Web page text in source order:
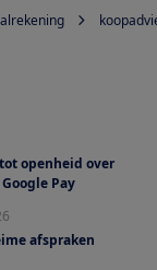
openheid over
Pay
afspraken